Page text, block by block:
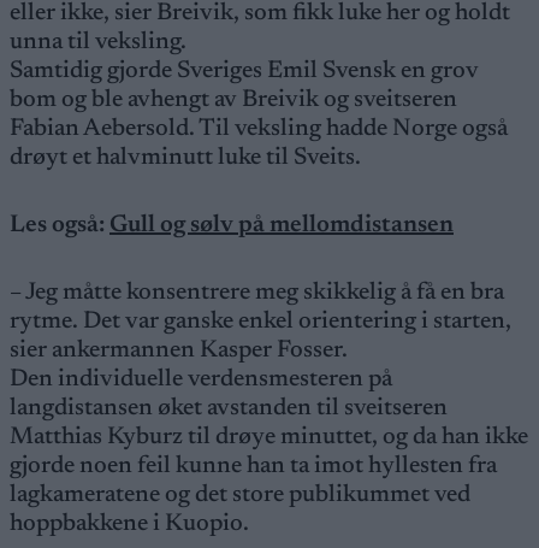
eller ikke, sier Breivik, som fikk luke her og holdt
unna til veksling.
Samtidig gjorde Sveriges Emil Svensk en grov
bom og ble avhengt av Breivik og sveitseren
Fabian Aebersold. Til veksling hadde Norge også
drøyt et halvminutt luke til Sveits.
Les også: Gull og sølv på mellomdistansen
– Jeg måtte konsentrere meg skikkelig å få en bra
rytme. Det var ganske enkel orientering i starten,
sier ankermannen Kasper Fosser.
Den individuelle verdensmesteren på
langdistansen øket avstanden til sveitseren
Matthias Kyburz til drøye minuttet, og da han ikke
gjorde noen feil kunne han ta imot hyllesten fra
lagkameratene og det store publikummet ved
hoppbakkene i Kuopio.